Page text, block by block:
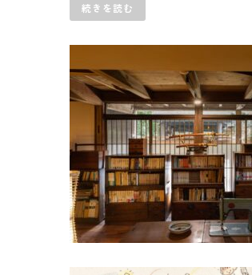
続きを読む